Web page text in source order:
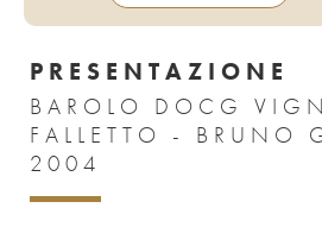
PRESENTAZIONE
BAROLO DOCG
FALLETTO - BRUNO
2004